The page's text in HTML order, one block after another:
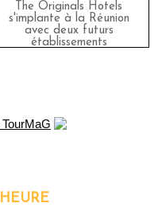
The Originals Hotels
s'implante à la Réunion
avec deux futurs
établissements
HEURE